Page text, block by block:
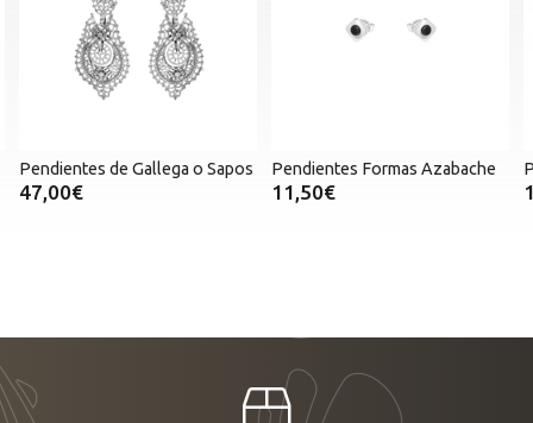
Pendientes de Gallega o Sapos
47,00€
Pendientes Formas Azabache
11,50€